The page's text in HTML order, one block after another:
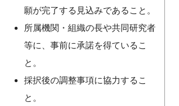
願が完了する見込みであること。
所属機関・組織の長や共同研究者
等に、事前に承諾を得ているこ
と。
採択後の調整事項に協力するこ
と。